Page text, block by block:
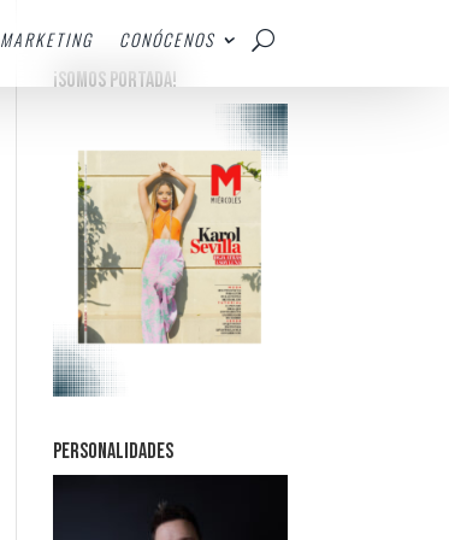
MARKETING
CONÓCENOS
¡SOMOS PORTADA!
PERSONALIDADES